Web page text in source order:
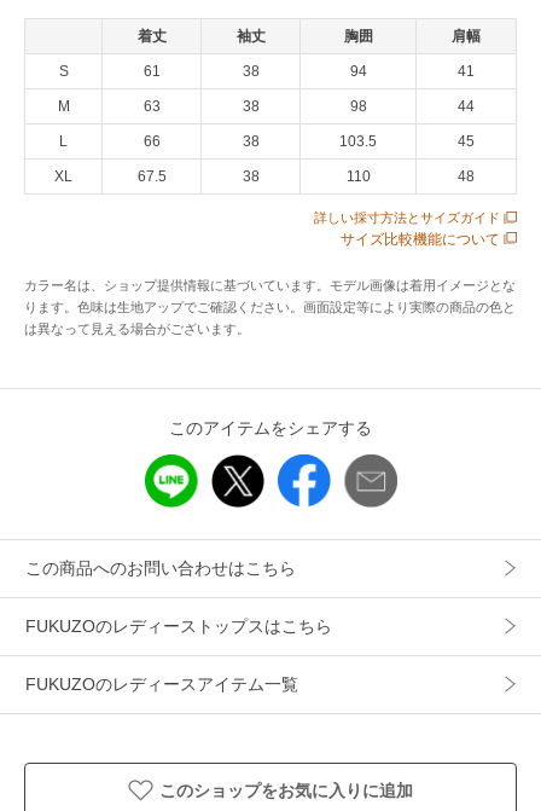
レディース
カテゴリ トップス シャツ・ブラウス
素材 ポリエステル50％綿50％
製造国 詳細は下記よりお問い合わせください
着丈 袖丈 胸囲 肩幅
S 61 38 94 41
M 63 38 98 44
L 66 38 103.5 45
XL 67.5 38 110 48
詳しい採寸方法とサイズガイド
サイズ比較機能について
カラー名は、ショップ提供情報に基づいています。モデル画像は着用イメージとな
ります。色味は生地アップでご確認ください。画面設定等により実際の商品の色と
は異なって見える場合がございます。
このアイテムをシェアする
この商品へのお問い合わせはこちら
FUKUZOのレディーストップスはこちら
FUKUZOのレディースアイテム一覧
このショップをお気に入りに追加